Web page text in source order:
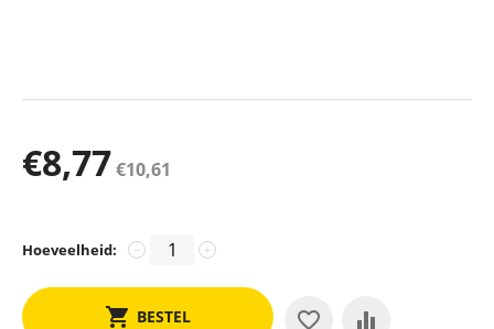
€8,77€10,61
Hoeveelheid: +
−
BESTEL